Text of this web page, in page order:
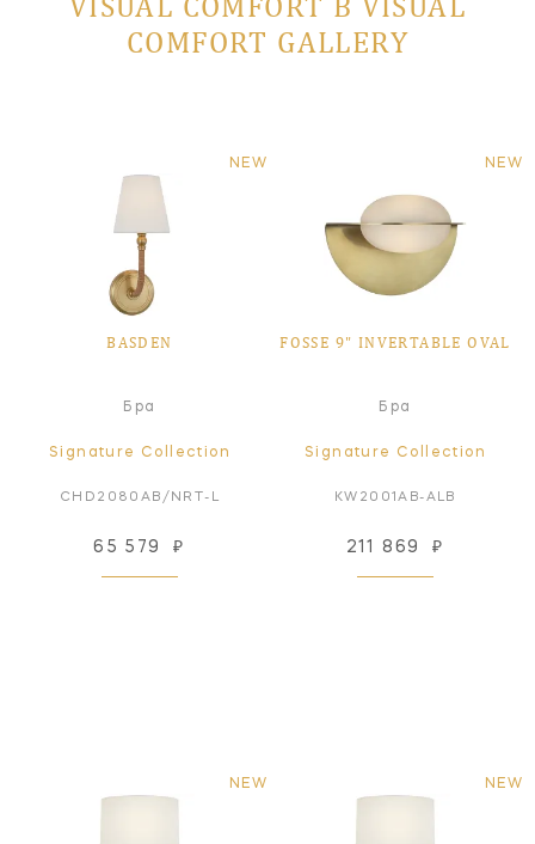
COMFORT GALLERY
NEW
BASDEN
Бра
Signature Collection
CHD2080AB/NRT-L
65 579 ₽
NEW
FOSSE 9" INVERTABLE OVAL
Бра
Signature Collection
KW2001AB-ALB
211 869 ₽
NEW NEW